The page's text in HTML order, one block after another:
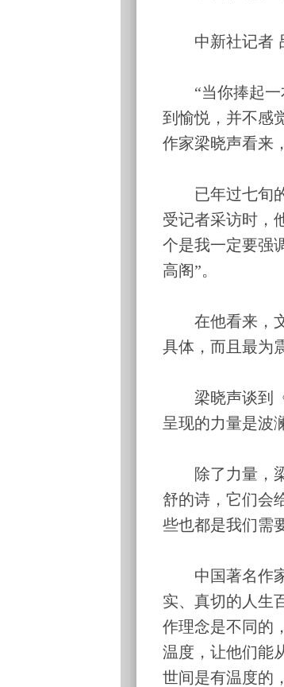
中新社记者
“当你捧起一
到愉悦，并不感
作家梁晓声看来
已年过七旬的
受记者采访时，
个是我一定要强
高阁”。
在他看来，文
具体，而且最为
梁晓声谈到《
呈现的力量是波
除了力量，梁
舒的诗，它们会
些也都是我们需
中国著名作家
实、真切的人生
作理念是不同的
温度，让他们能
世间是有温度的